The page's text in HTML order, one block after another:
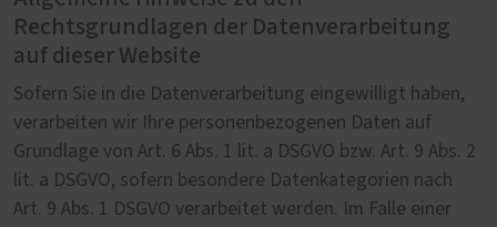
Rechtsgrundlagen der Datenverarbeitung
auf dieser Website
Sofern Sie in die Datenverarbeitung eingewilligt haben,
verarbeiten wir Ihre personenbezogenen Daten auf
Grundlage von Art. 6 Abs. 1 lit. a DSGVO bzw. Art. 9 Abs. 2
lit. a DSGVO, sofern besondere Datenkategorien nach
Art. 9 Abs. 1 DSGVO verarbeitet werden. Im Falle einer